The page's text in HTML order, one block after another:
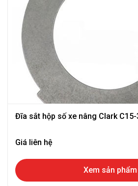
Đĩa sắt hộp số xe nâng Clark
Giá liên hệ
Xem sản phẩm